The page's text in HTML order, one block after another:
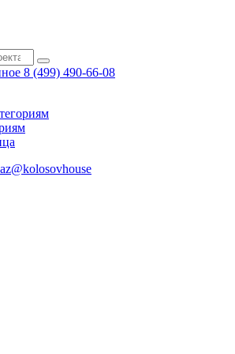
8 (499) 490-66-08